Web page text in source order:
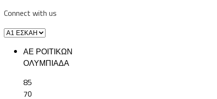
Connect with us
ΑΕ ΡΟΙΤΙΚΩΝ
ΟΛΥΜΠΙΑΔΑ
85
70